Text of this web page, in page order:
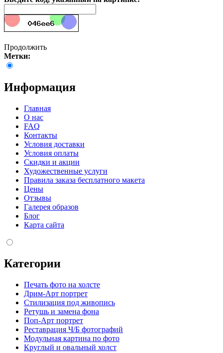
Продолжить
Метки:
Информация
Главная
О нас
FAQ
Контакты
Условия доставки
Условия оплаты
Скидки и акции
Художественные услуги
Правила заказа бесплатного макета
Цены
Отзывы
Галерея образов
Блог
Карта сайта
Категории
Печать фото на холсте
Дрим-Арт портрет
Стилизация под живопись
Ретушь и замена фона
Поп-Арт портрет
Реставрация Ч/Б фотографий
Модульная картина по фото
Круглый и овальный холст